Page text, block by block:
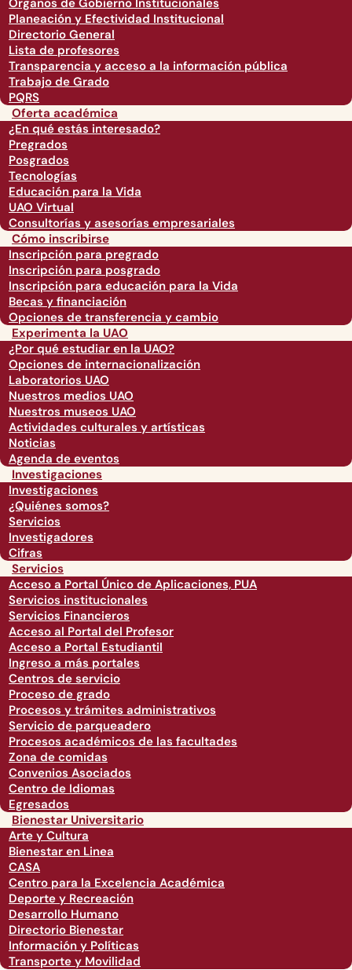
Órganos de Gobierno Institucionales
Planeación y Efectividad Institucional
Directorio General
Lista de profesores
Transparencia y acceso a la información pública
Trabajo de Grado
PQRS
Oferta académica
¿En qué estás interesado?
Pregrados
Posgrados
Tecnologías
Educación para la Vida
UAO Virtual
Consultorías y asesorías empresariales
Cómo inscribirse
Inscripción para pregrado
Inscripción para posgrado
Inscripción para educación para la Vida
Becas y financiación
Opciones de transferencia y cambio
Experimenta la UAO
¿Por qué estudiar en la UAO?
Opciones de internacionalización
Laboratorios UAO
Nuestros medios UAO
Nuestros museos UAO
Actividades culturales y artísticas
Noticias
Agenda de eventos
Investigaciones
Investigaciones
¿Quiénes somos?
Servicios
Investigadores
Cifras
Servicios
Acceso a Portal Único de Aplicaciones, PUA
Servicios institucionales
Servicios Financieros
Acceso al Portal del Profesor
Acceso a Portal Estudiantil
Ingreso a más portales
Centros de servicio
Proceso de grado
Procesos y trámites administrativos
Servicio de parqueadero
Procesos académicos de las facultades
Zona de comidas
Convenios Asociados
Centro de Idiomas
Egresados
Bienestar Universitario
Arte y Cultura
Bienestar en Linea
CASA
Centro para la Excelencia Académica
Deporte y Recreación
Desarrollo Humano
Directorio Bienestar
Información y Políticas
Transporte y Movilidad